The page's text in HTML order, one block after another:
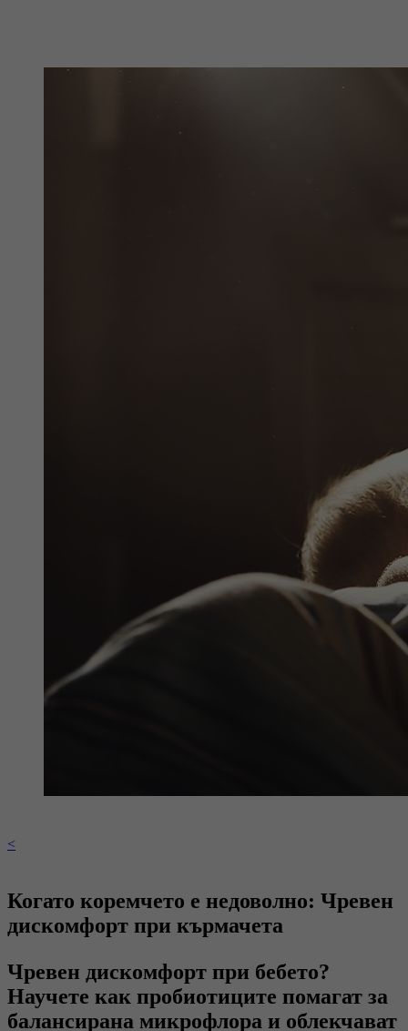
<
Когато коремчето е недоволно: Чревен
дискомфорт при кърмачета
Чревен дискомфорт при бебето?
Научете как пробиотиците помагат за
балансирана микрофлора и облекчават